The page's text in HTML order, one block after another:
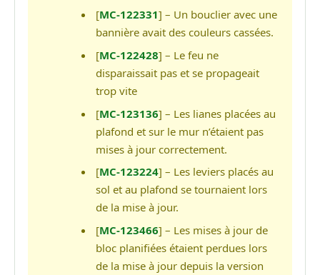
[MC-122331] – Un bouclier avec une
bannière avait des couleurs cassées.
[MC-122428] – Le feu ne
disparaissait pas et se propageait
trop vite
[MC-123136] – Les lianes placées au
plafond et sur le mur n’étaient pas
mises à jour correctement.
[MC-123224] – Les leviers placés au
sol et au plafond se tournaient lors
de la mise à jour.
[MC-123466] – Les mises à jour de
bloc planifiées étaient perdues lors
de la mise à jour depuis la version